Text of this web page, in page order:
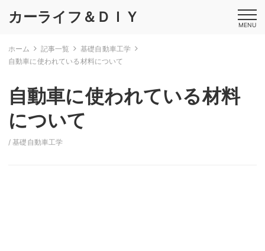
カーライフ＆ＤＩＹ MENU
ホーム 記事一覧
基礎自動車工学
自動車に使われている材料について
自動車に使われている材料
について
/ 基礎自動車工学